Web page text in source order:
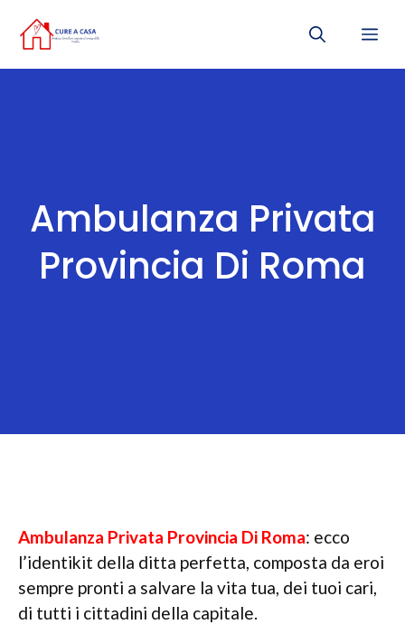
Ambulanza Privata
Provincia Di Roma
Ambulanza Privata Provincia Di Roma: ecco
l’identikit della ditta perfetta, composta da eroi
sempre pronti a salvare la vita tua, dei tuoi cari,
di tutti i cittadini della capitale.